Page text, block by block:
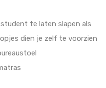
te laten slapen als
dien je zelf te voorzien